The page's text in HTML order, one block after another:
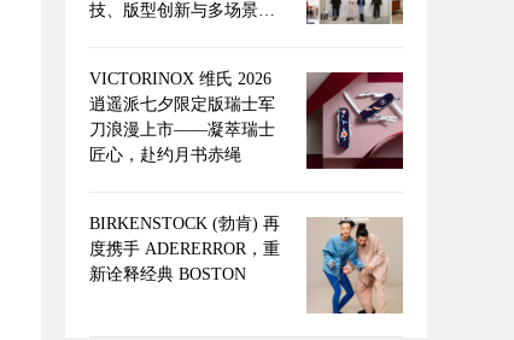
技、版型创新与多场景适
VICTORINOX 维氏 2026
逍遥派七夕限定版瑞士军
刀浪漫上市——凝萃瑞士
匠心，赴约月书赤绳
BIRKENSTOCK (勃肯) 再
度携手 ADERERROR，重
新诠释经典 BOSTON